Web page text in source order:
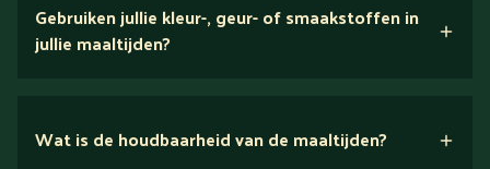
voedingsexperts
Gebruiken jullie kleur-, geur- of smaakstoffen in
jullie maaltijden?
Wat is de houdbaarheid van de maaltijden?